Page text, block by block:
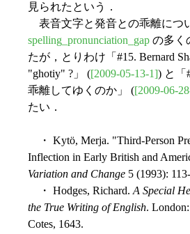
見られたという．
表音文字と発音との乖離につ
spelling_pronunciation_gap の多く
たが，とりわけ「#15. Bernard
"ghotiy" ?」 ([2009-05-13-1]) と「
乖離してゆくのか」 ([2009-06-
たい．
・ Kytö, Merja. "Third-Person
Inflection in Early British and
Variation and Change 5 (1993):
・ Hodges, Richard. A Special
the True Writing of English.
Cotes, 1643.